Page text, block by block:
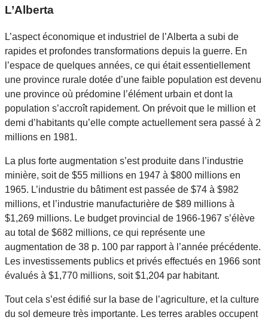
L’Alberta
L’aspect économique et industriel de l’Alberta a subi de
rapides et profondes transformations depuis la guerre. En
l’espace de quelques années, ce qui était essentiellement
une province rurale dotée d’une faible population est devenu
une province où prédomine l’élément urbain et dont la
population s’accroît rapidement. On prévoit que le million et
demi d’habitants qu’elle compte actuellement sera passé à 2
millions en 1981.
La plus forte augmentation s’est produite dans l’industrie
minière, soit de $55 millions en 1947 à $800 millions en
1965. L’industrie du bâtiment est passée de $74 à $982
millions, et l’industrie manufacturière de $89 millions à
$1,269 millions. Le budget provincial de 1966-1967 s’élève
au total de $682 millions, ce qui représente une
augmentation de 38 p. 100 par rapport à l’année précédente.
Les investissements publics et privés effectués en 1966 sont
évalués à $1,770 millions, soit $1,204 par habitant.
Tout cela s’est édifié sur la base de l’agriculture, et la culture
du sol demeure très importante. Les terres arables occupent